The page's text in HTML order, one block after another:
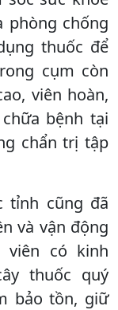
phòng chống
thuốc để
cụm còn
viên hoàn,
bệnh tại
chẩn trị tập
tỉnh cũng đã
và vận động
viên có kinh
thuốc quý
bảo tồn, giữ